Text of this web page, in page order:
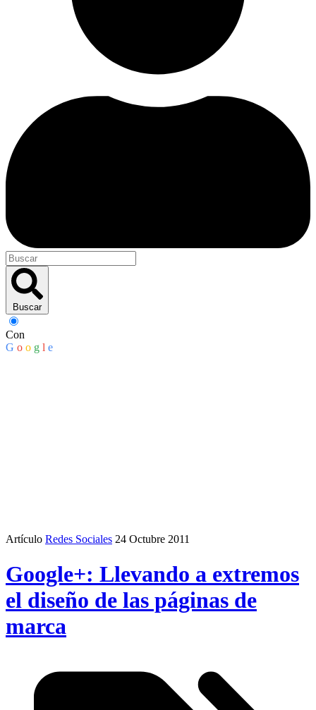
Buscar
Con
G o o g l e
Artículo Redes Sociales 24 Octubre 2011
Google+: Llevando a extremos
el diseño de las páginas de
marca